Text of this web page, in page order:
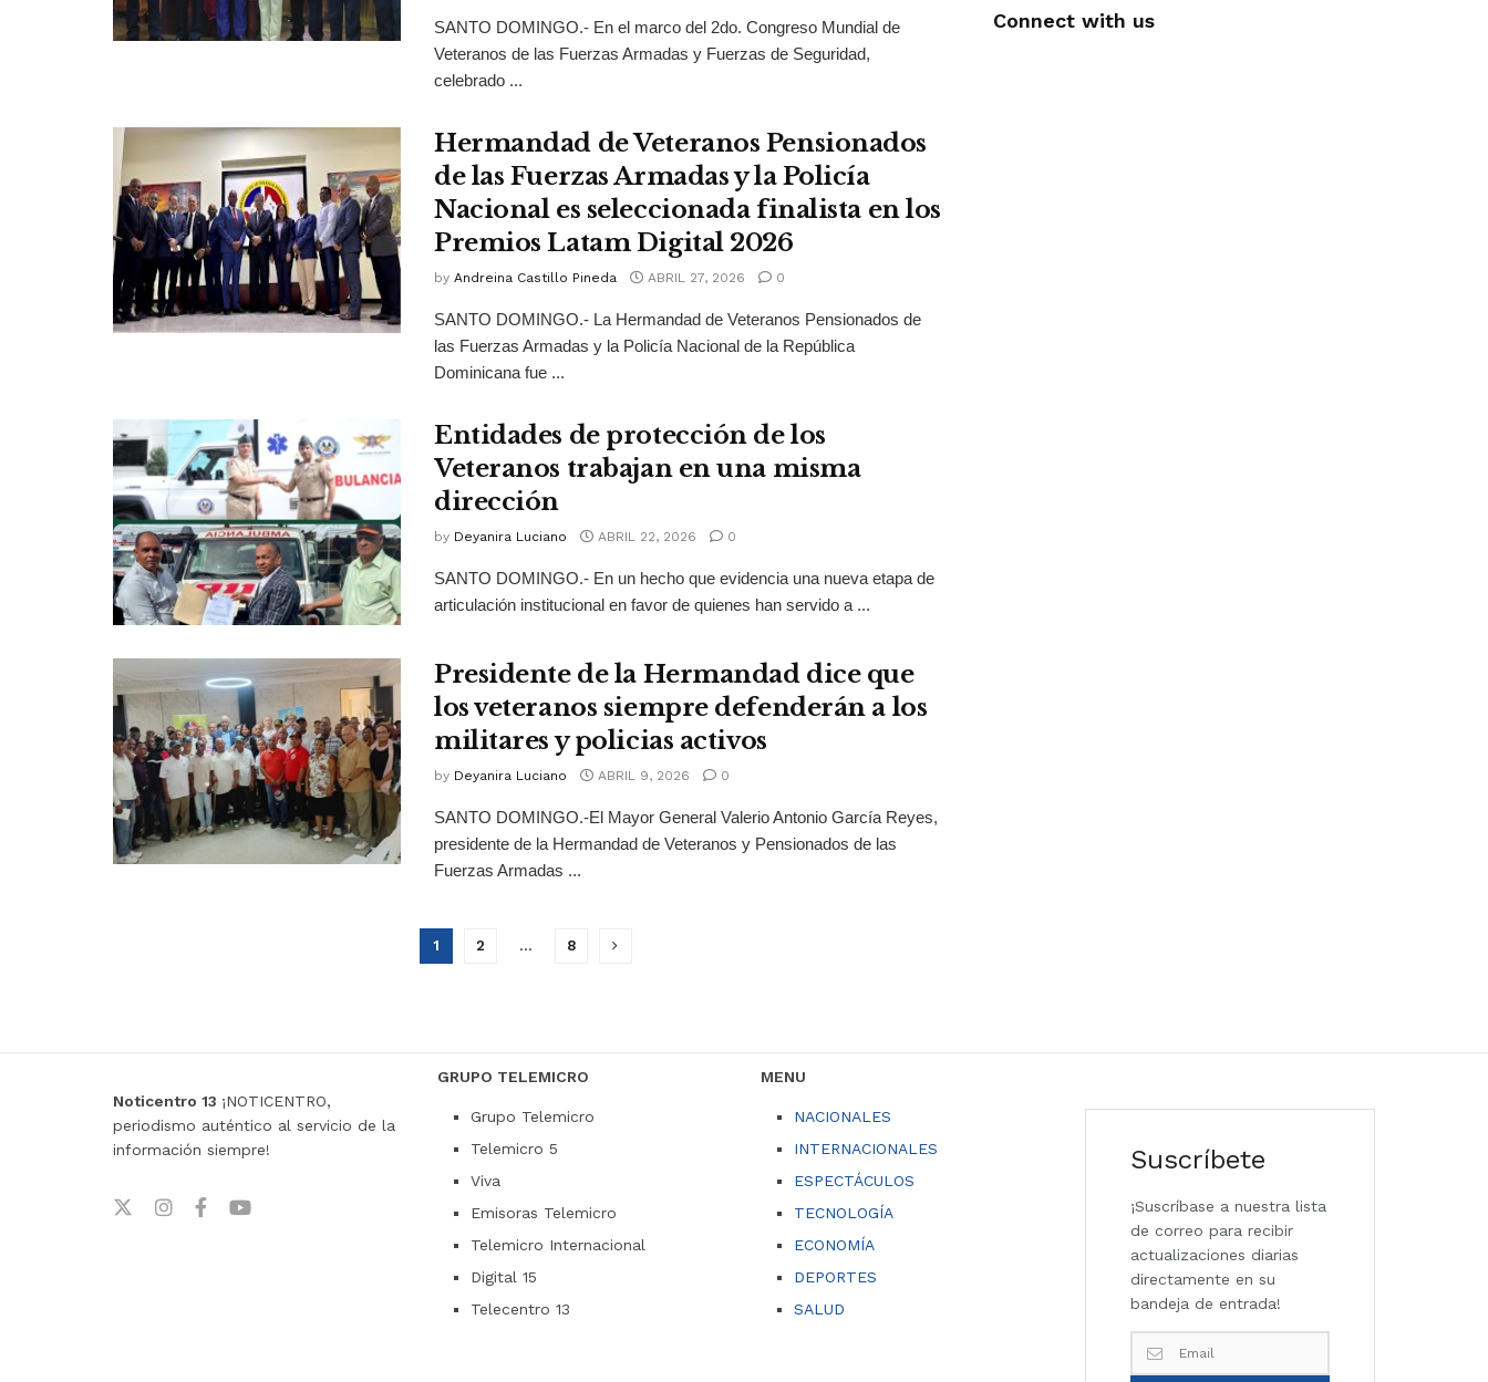
SANTO DOMINGO.- En el marco del 2do. Congreso Mundial de
Veteranos de las Fuerzas Armadas y Fuerzas de Seguridad,
celebrado ...
Hermandad de Veteranos Pensionados
de las Fuerzas Armadas y la Policía
Nacional es seleccionada finalista en los
Premios Latam Digital 2026
by Andreina Castillo Pineda ABRIL 27, 2026 0
SANTO DOMINGO.- La Hermandad de Veteranos Pensionados de
las Fuerzas Armadas y la Policía Nacional de la República
Dominicana fue ...
Entidades de protección de los
Veteranos trabajan en una misma
dirección
by Deyanira Luciano ABRIL 22, 2026 0
SANTO DOMINGO.- En un hecho que evidencia una nueva etapa de
articulación institucional en favor de quienes han servido a ...
Presidente de la Hermandad dice que
los veteranos siempre defenderán a los
militares y policias activos
by Deyanira Luciano ABRIL 9, 2026 0
SANTO DOMINGO.-El Mayor General Valerio Antonio García Reyes,
presidente de la Hermandad de Veteranos y Pensionados de las
Fuerzas Armadas ...
1 2 … 8
Connect with us
Noticentro 13 ¡NOTICENTRO,
periodismo auténtico al servicio de la
información siempre!
GRUPO TELEMICRO
Grupo Telemicro
Telemicro 5
Viva
Emisoras Telemicro
Telemicro Internacional
Digital 15
Telecentro 13
MENU
NACIONALES
INTERNACIONALES
ESPECTÁCULOS
TECNOLOGÍA
ECONOMÍA
DEPORTES
SALUD
Suscríbete
¡Suscríbase a nuestra lista
de correo para recibir
actualizaciones diarias
directamente en su
bandeja de entrada!